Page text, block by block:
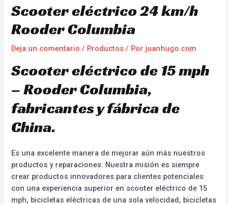
Scooter eléctrico 24 km/h
Rooder Columbia
Deja un comentario / Productos / Por juanhugo.com
Scooter eléctrico de 15 mph
– Rooder Columbia,
fabricantes y fábrica de
China.
Es una excelente manera de mejorar aún más nuestros
productos y reparaciones. Nuestra misión es siempre
crear productos innovadores para clientes potenciales
con una experiencia superior en scooter eléctrico de 15
mph, bicicletas eléctricas de una sola velocidad, bicicletas